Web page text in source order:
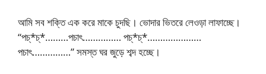
আমি সব শক্তি এক করে মাকে চুদছি। ভোদার ভিতরে লেওড়া লাফাচ্ছে।
“পচ্*চ্*………পচাৎ…………… পচ্*চ্*…………………
পচাৎ……………” সমস্ত ঘর জুড়ে শব্দ হচ্ছে।